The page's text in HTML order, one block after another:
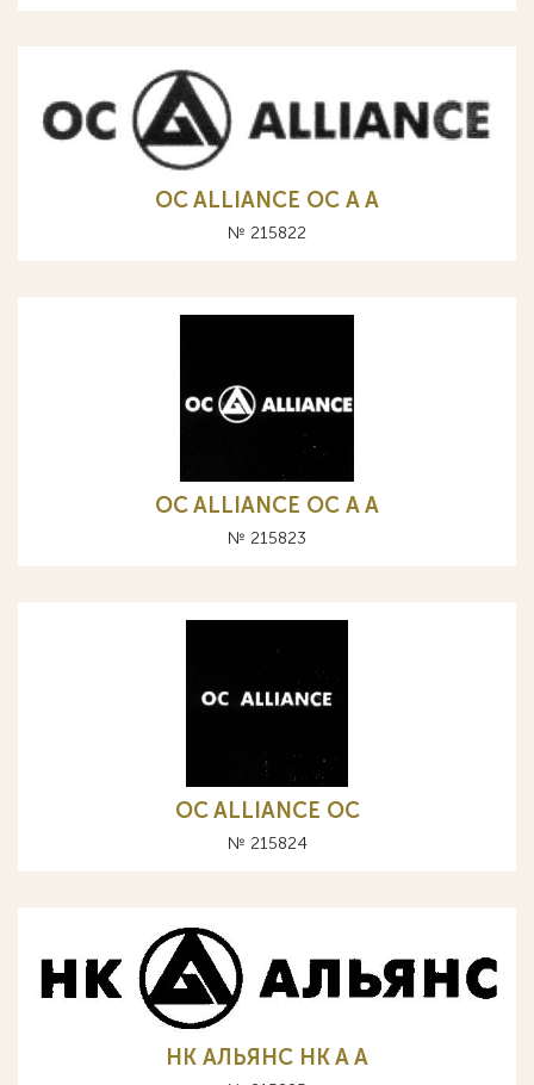
OC ALLIANCE ОС A А
№ 215822
OC ALLIANCE ОС A А
№ 215823
OC ALLIANCE ОС
№ 215824
НК АЛЬЯНС HK A А